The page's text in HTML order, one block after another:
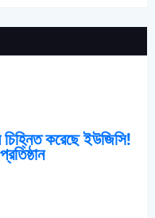
চিহ্নিত করেছে ইউজিসি!